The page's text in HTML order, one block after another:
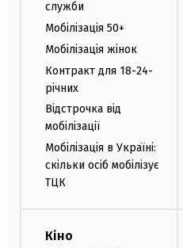
служби
Мобілізація 50+
Мобілізація жінок
Контракт для 18-24-
річних
Відстрочка від
мобілізації
Мобілізація в Україні:
скільки осіб мобілізує
ТЦК
Кіно